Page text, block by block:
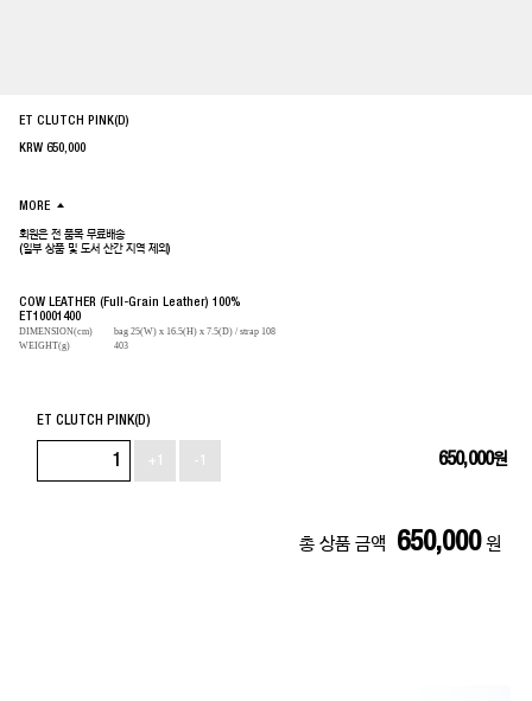
ET CLUTCH PINK(D)
KRW 650,000
MORE
회원은 전 품목 무료배송
(일부 상품 및 도서 산간 지역 제외)
COW LEATHER (Full-Grain Leather) 100%
ET10001400
DIMENSION(cm)
bag 25(W) x 16.5(H) x 7.5(D) / strap 108
WEIGHT(g)
403
ET CLUTCH PINK(D)
+1 -1 650,000원
총 상품 금액 650,000 원